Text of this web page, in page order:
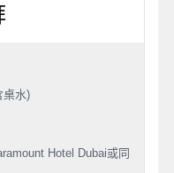
桌水)
Hotel Dubai或同